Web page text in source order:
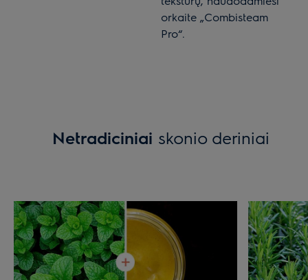
orkaite „Combisteam
Pro“.
Netradiciniai skonio deriniai